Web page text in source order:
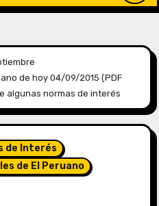
de hoy 04/09/2015 (PDF
algunas normas de interés
de Interés
de El Peruano